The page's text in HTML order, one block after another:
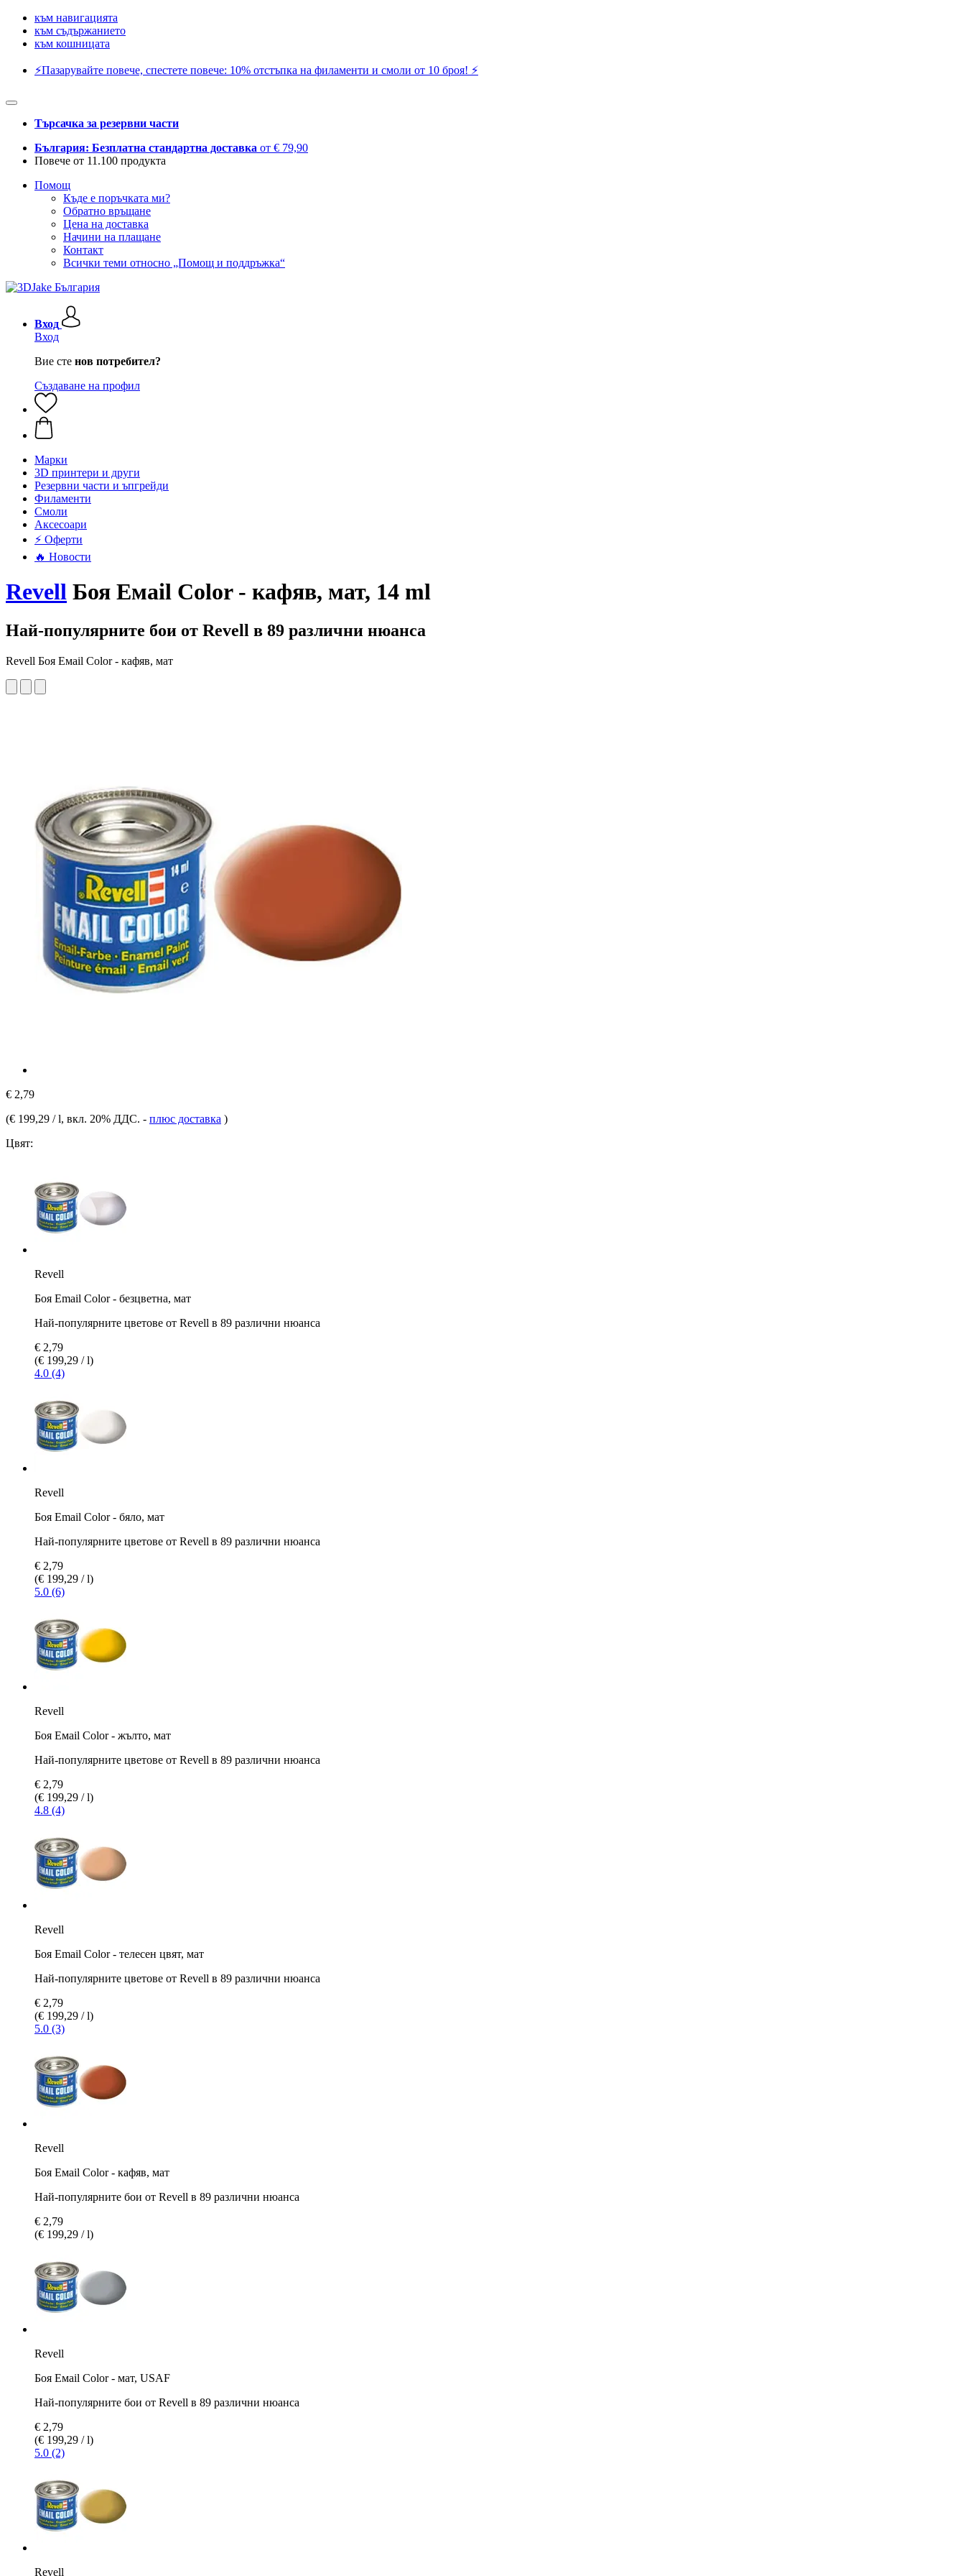
към навигацията
към съдържанието
към кошницата
⚡️Пазарувайте повече, спестете повече: 10% отстъпка на филаменти и смоли от 10 броя! ⚡️
Търсачка за резервни части
България: Безплатна стандартна доставка от € 79,90
Повече от 11.100 продукта
Помощ
Къде е поръчката ми?
Обратно връщане
Цена на доставка
Начини на плащане
Контакт
Всички теми относно „Помощ и поддръжка“
Вход
Вход
Вие сте нов потребител?
Създаване на профил
Mарки
3D принтери и други
Резервни части и ъпгрейди
Филаменти
Смоли
Аксесоари
⚡ Оферти
🔥 Новости
Revell Боя Емаil Color - кафяв, мат, 14 ml
Най-популярните бои от Revell в 89 различни нюанса
Revell Боя Емаil Color - кафяв, мат
€ 2,79
(€ 199,29 / l, вкл. 20% ДДС. - плюс доставка )
Цвят:
Revell
Боя Email Color - безцветна, мат
Най-популярните цветове от Revell в 89 различни нюанса
€ 2,79
(€ 199,29 / l)
4.0 (4)
Revell
Боя Email Color - бяло, мат
Най-популярните цветове от Revell в 89 различни нюанса
€ 2,79
(€ 199,29 / l)
5.0 (6)
Revell
Боя Емаil Color - жълто, мат
Най-популярните цветове от Revell в 89 различни нюанса
€ 2,79
(€ 199,29 / l)
4.8 (4)
Revell
Боя Email Color - телесен цвят, мат
Най-популярните цветове от Revell в 89 различни нюанса
€ 2,79
(€ 199,29 / l)
5.0 (3)
Revell
Боя Емаil Color - кафяв, мат
Най-популярните бои от Revell в 89 различни нюанса
€ 2,79
(€ 199,29 / l)
Revell
Боя Емаil Color - мат, USAF
Най-популярните бои от Revell в 89 различни нюанса
€ 2,79
(€ 199,29 / l)
5.0 (2)
Revell